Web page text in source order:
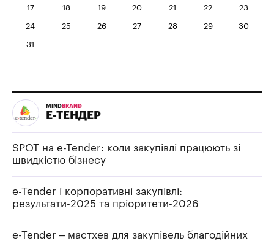
17 18 19 20 21 22 23
24 25 26 27 28 29 30
31
MIND BRAND
Е-ТЕНДЕР
SPOT на e-Tender: коли закупівлі працюють зі
швидкістю бізнесу
e-Tender і корпоративні закупівлі:
результати-2025 та пріоритети-2026
e-Tender – мастхев для закупівель благодійних